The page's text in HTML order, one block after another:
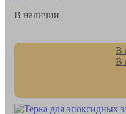
В наличии
В
В